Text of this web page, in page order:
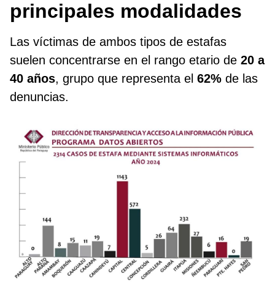
principales modalidades
Las víctimas de ambos tipos de estafas
suelen concentrarse en el rango etario de 20 a
40 años, grupo que representa el 62% de las
denuncias.